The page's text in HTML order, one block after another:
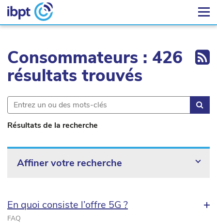
Consommateurs : 426
résultats trouvés
Résultats de la recherche
Affiner votre recherche
En quoi consiste l’offre 5G ?
FAQ